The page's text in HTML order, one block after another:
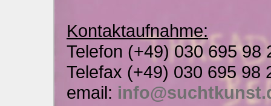
Kontaktaufnahme:
Telefon (+49) 030 695 98
Telefax (+49) 030 695 98
email: